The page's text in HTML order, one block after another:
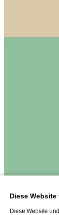
Diese
Diese Website